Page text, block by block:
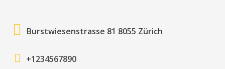
Burstwiesenstrasse 81 8055 Zürich
+1234567890